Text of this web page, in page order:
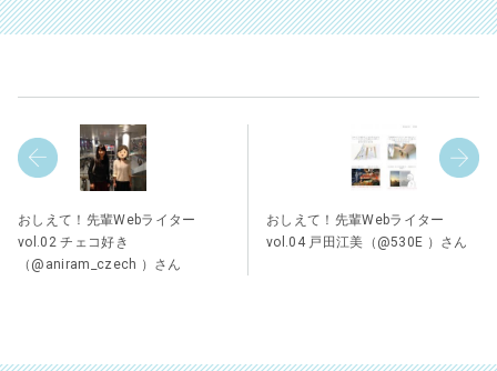
おしえて！先輩Webライター
vol.02 チェコ好き
（@aniram_czech ）さん
おしえて！先輩Webライター
vol.04 戸田江美（@530E ）さん